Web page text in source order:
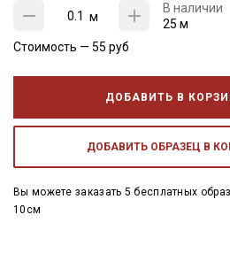
м
В наличии
25 м
Стоимость — 55 руб
ДОБАВИТЬ В
ДОБАВИТЬ ОБРАЗЕЦ В
Вы можете заказать 5 бесплатных
10см